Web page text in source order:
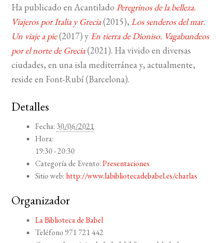
Ha publicado en Acantilado Peregrinos de la belleza.
Viajeros por Italia y Grecia(2015), Los senderos del mar.
Un viaje a pie(2017) y En tierra de Dioniso. Vagabundeos
por el norte de Grecia(2021). Ha vivido en diversas
ciudades, en una isla mediterránea y, actualmente,
reside en Font-Rubí (Barcelona).
Detalles
Fecha: 30/06/2021
Hora:
19:30 - 20:30
Categoría de Evento:Presentaciones
Sitio web: http://www.labibliotecadebabel.es/charlas
Organizador
La Biblioteca de Babel
Teléfono 971 721 442